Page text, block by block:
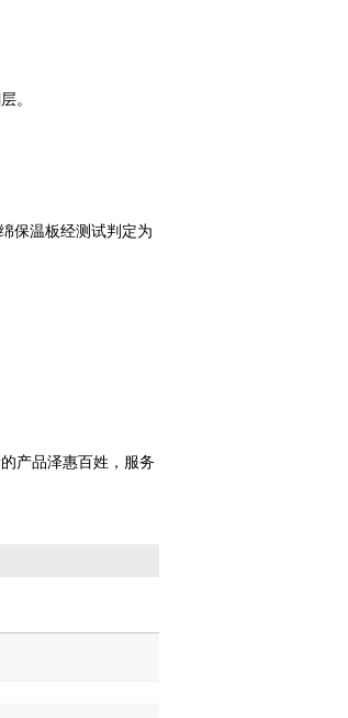
。
保温板经测试判定为
产品泽惠百姓，服务